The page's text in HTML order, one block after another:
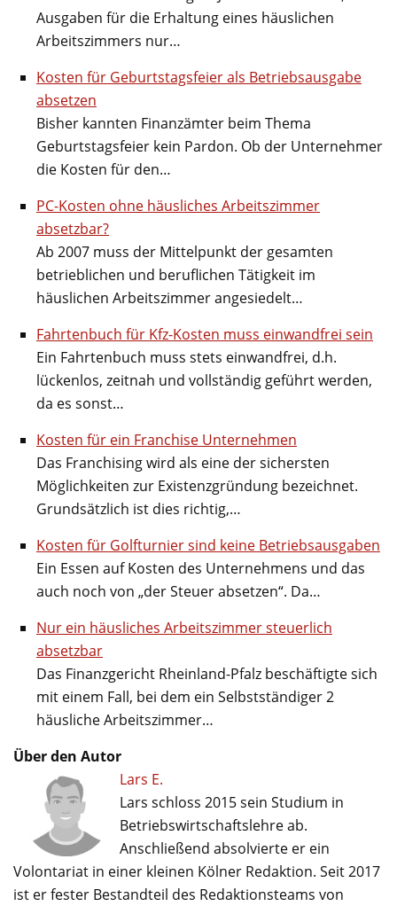
Ausgaben für die Erhaltung eines häuslichen
Arbeitszimmers nur…
Kosten für Geburtstagsfeier als Betriebsausgabe
absetzen
Bisher kannten Finanzämter beim Thema
Geburtstagsfeier kein Pardon. Ob der Unternehmer
die Kosten für den…
PC-Kosten ohne häusliches Arbeitszimmer
absetzbar?
Ab 2007 muss der Mittelpunkt der gesamten
betrieblichen und beruflichen Tätigkeit im
häuslichen Arbeitszimmer angesiedelt…
Fahrtenbuch für Kfz-Kosten muss einwandfrei sein
Ein Fahrtenbuch muss stets einwandfrei, d.h.
lückenlos, zeitnah und vollständig geführt werden,
da es sonst…
Kosten für ein Franchise Unternehmen
Das Franchising wird als eine der sichersten
Möglichkeiten zur Existenzgründung bezeichnet.
Grundsätzlich ist dies richtig,…
Kosten für Golfturnier sind keine Betriebsausgaben
Ein Essen auf Kosten des Unternehmens und das
auch noch von „der Steuer absetzen“. Da…
Nur ein häusliches Arbeitszimmer steuerlich
absetzbar
Das Finanzgericht Rheinland-Pfalz beschäftigte sich
mit einem Fall, bei dem ein Selbstständiger 2
häusliche Arbeitszimmer…
Über den Autor
Lars E.
Lars schloss 2015 sein Studium in
Betriebswirtschaftslehre ab.
Anschließend absolvierte er ein
Volontariat in einer kleinen Kölner Redaktion. Seit 2017
ist er fester Bestandteil des Redaktionsteams von